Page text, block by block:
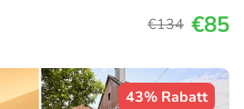
€134 €85
43% Rabatt